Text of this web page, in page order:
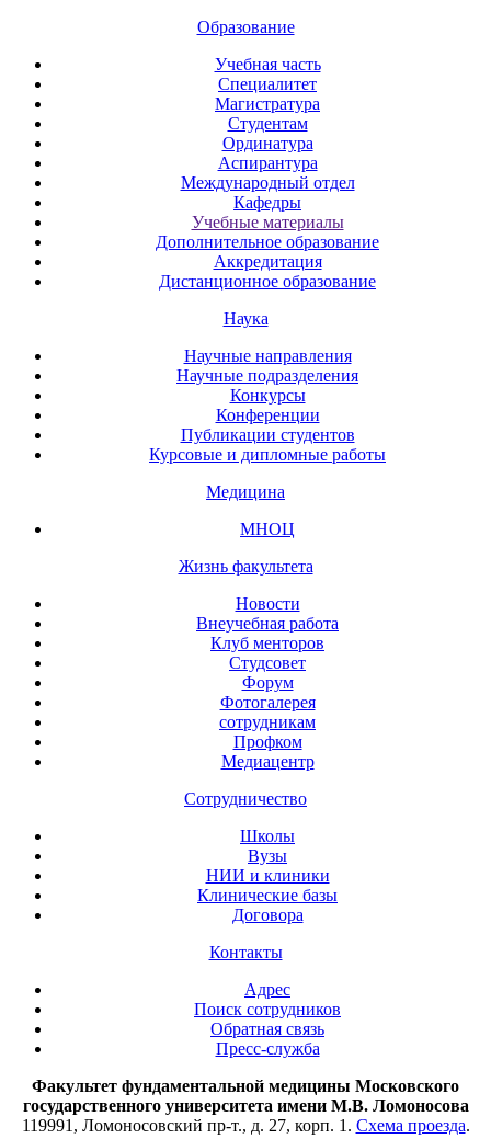
Образование
Учебная часть
Специалитет
Магистратура
Студентам
Ординатура
Аспирантура
Международный отдел
Кафедры
Учебные материалы
Дополнительное образование
Аккредитация
Дистанционное образование
Наука
Научные направления
Научные подразделения
Конкурсы
Конференции
Публикации студентов
Курсовые и дипломные работы
Медицина
МНОЦ
Жизнь факультета
Новости
Внеучебная работа
Клуб менторов
Студсовет
Форум
Фотогалерея
сотрудникам
Профком
Медиацентр
Сотрудничество
Школы
Вузы
НИИ и клиники
Клинические базы
Договора
Контакты
Адрес
Поиск сотрудников
Обратная связь
Пресс-служба
Факультет фундаментальной медицины Московского
государственного университета имени М.В. Ломоносова
119991, Ломоносовский пр-т., д. 27, корп. 1. Схема проезда.